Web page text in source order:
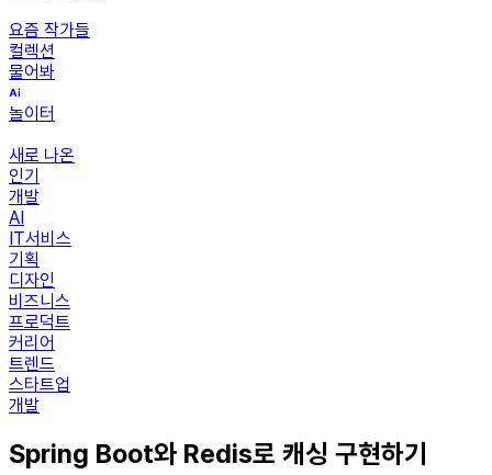
요즘 작가들
컬렉션
물어봐
놀이터
새로 나온
인기
개발
AI
IT서비스
기획
디자인
비즈니스
프로덕트
커리어
트렌드
스타트업
개발
Spring Boot와 Redis로 캐싱 구현하기